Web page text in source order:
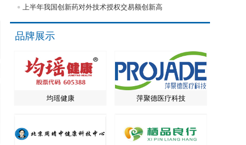
上半年我国创新药对外技术授权交易额创新高
品牌展示
均瑶健康 萍聚德医疗科技